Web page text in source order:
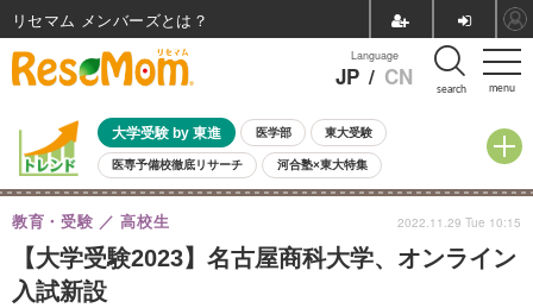
menu
Language
JP / CN search
大学受験 by 東進 医学部 東大受験
医専予備校徹底リサーチ 河合塾×東大特集
親子で考える大学選び 高校受験 中学受験 小学校受験
共通テスト 夏休み
8月開催イベント・WS 全国公立高校 過去問 人気記事
自由研究教材（小学生向け）
【大学受験2023】名古屋商科大学、オンライン
入試新設
教育・受験 高校生 2022.11.29 Tue 10:15
リセマム メンバーズ